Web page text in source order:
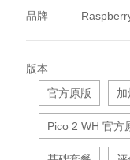
品牌
版本
官方原版
Pico 2 WH 官方